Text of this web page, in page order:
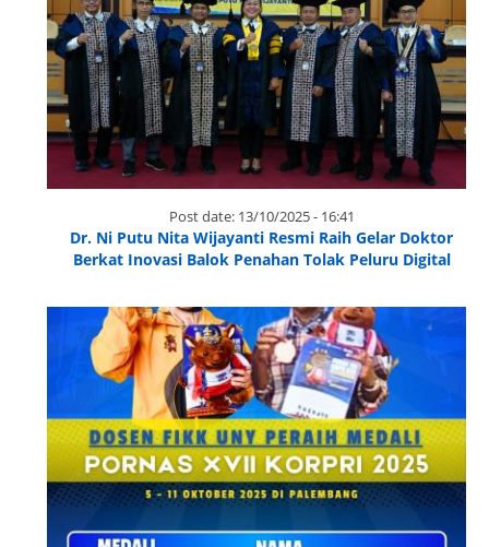
Post date: 13/10/2025 - 16:41
Dr. Ni Putu Nita Wijayanti Resmi Raih Gelar Doktor
Berkat Inovasi Balok Penahan Tolak Peluru Digital